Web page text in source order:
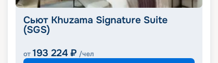
Сьют Khuzama Signature Suite
(SGS)
от 193 224 ₽ /чел